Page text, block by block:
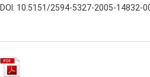
DOI: 10.5151/2594-5327-2005-14832-